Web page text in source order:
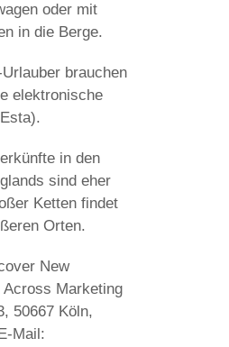
oder mit
in die Berge.
brauchen
elektronische
in den
sind eher
Ketten findet
Orten.
New
Marketing
50667 Köln,
Mail: